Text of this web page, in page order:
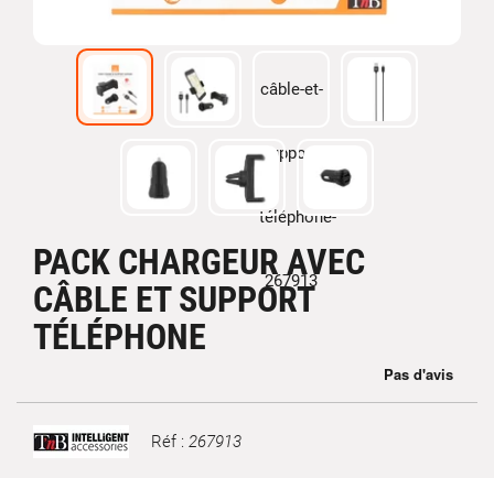
PACK CHARGEUR AVEC
CÂBLE ET SUPPORT
TÉLÉPHONE
Marque Réf : 267913